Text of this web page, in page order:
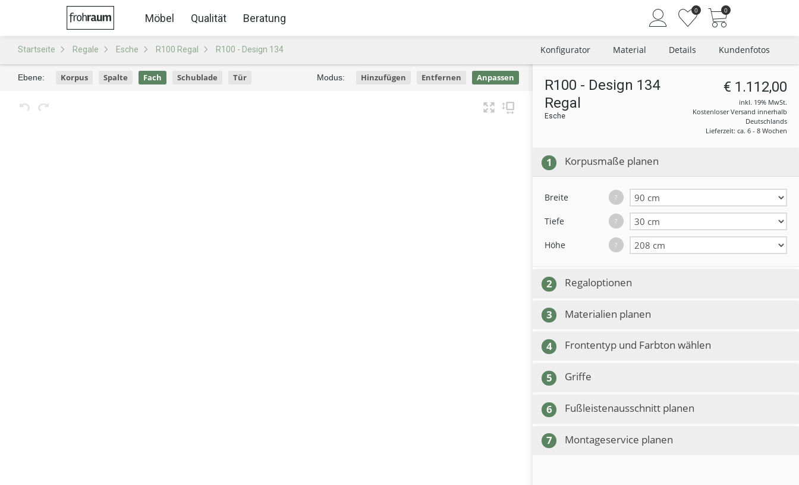
Möbel Qualität Beratung
Neuer Kunde? Jetzt registrieren
0 0
Startseite Regale Esche R100 Regal R100 - Design 134 Konfigurator Material Details Kundenfotos
Ebene: Korpus Spalte Fach Schublade Tür Modus: Hinzufügen Entfernen Anpassen
R100 - Design 134
Regal
Esche
€ 1.112,00
inkl. 19% MwSt.
Kostenloser Versand innerhalb
Deutschlands
Lieferzeit: ca. 6 - 8 Wochen
1 Korpusmaße planen
Breite ?
Tiefe ?
Höhe ?
2 Regaloptionen
3 Materialien planen
4 Frontentyp und Farbton wählen
5 Griffe
6 Fußleistenausschnitt planen
7 Montageservice planen